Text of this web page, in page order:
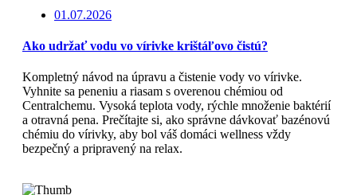
01.07.2026
Ako udržať vodu vo vírivke krištáľovo čistú?
Kompletný návod na úpravu a čistenie vody vo vírivke.
Vyhnite sa peneniu a riasam s overenou chémiou od
Centralchemu. Vysoká teplota vody, rýchle množenie baktérií
a otravná pena. Prečítajte si, ako správne dávkovať bazénovú
chémiu do vírivky, aby bol váš domáci wellness vždy
bezpečný a pripravený na relax.